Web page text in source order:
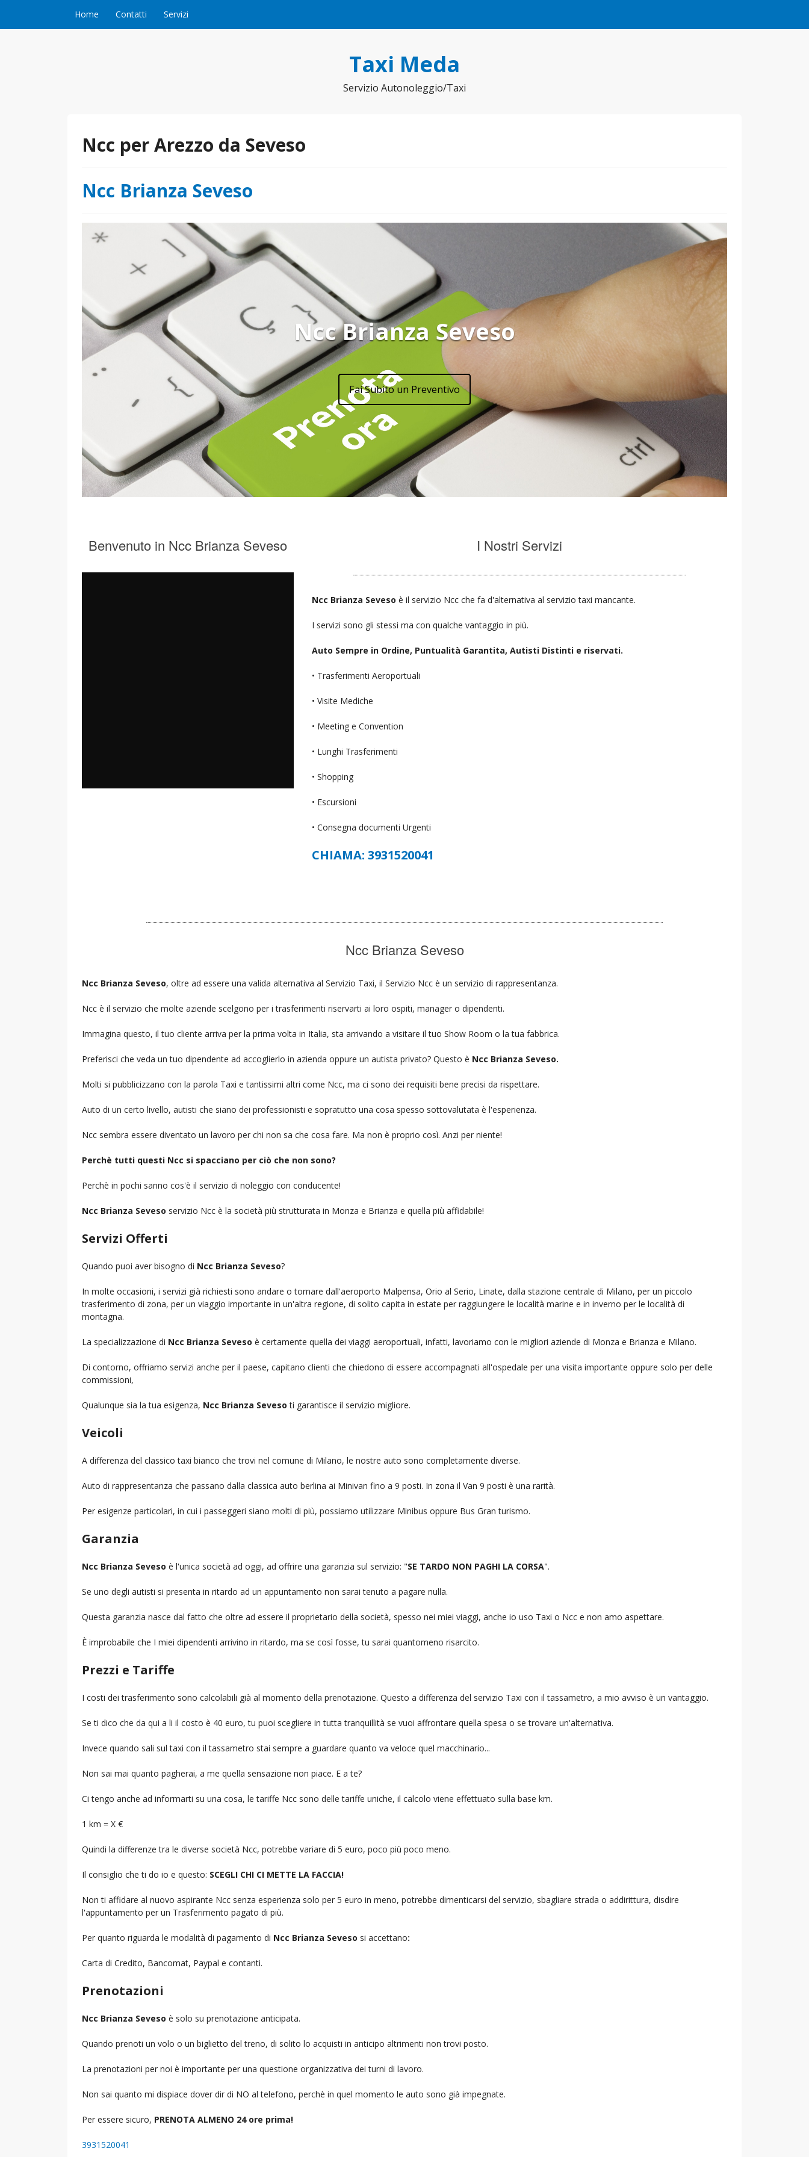
Home Contatti Servizi
Taxi Meda
Servizio Autonoleggio/Taxi
Ncc per Arezzo da Seveso
Ncc Brianza Seveso
Ncc Brianza Seveso
Fai Subito un Preventivo
Benvenuto in Ncc Brianza Seveso I Nostri Servizi
Ncc Brianza Sevesoè il servizio Ncc che fa d'alternativa al servizio taxi mancante.
I servizi sono gli stessi ma con qualche vantaggio in più.
Auto Sempre in Ordine, Puntualità Garantita, Autisti Distinti e riservati.
• Trasferimenti Aeroportuali
• Visite Mediche
• Meeting e Convention
• Lunghi Trasferimenti
• Shopping
• Escursioni
• Consegna documenti Urgenti
CHIAMA: 3931520041
Ncc Brianza Seveso
Ncc Brianza Seveso, oltre ad essere una valida alternativa al Servizio Taxi, il Servizio Ncc è un servizio di rappresentanza.
Ncc è il servizio che molte aziende scelgono per i trasferimenti riservarti ai loro ospiti, manager o dipendenti.
Immagina questo, il tuo cliente arriva per la prima volta in Italia, sta arrivando a visitare il tuo Show Room o la tua fabbrica.
Preferisci che veda un tuo dipendente ad accoglierlo in azienda oppure un autista privato? Questo è Ncc Brianza Seveso.
Molti si pubblicizzano con la parola Taxi e tantissimi altri come Ncc, ma ci sono dei requisiti bene precisi da rispettare.
Auto di un certo livello, autisti che siano dei professionisti e sopratutto una cosa spesso sottovalutata è l'esperienza.
Ncc sembra essere diventato un lavoro per chi non sa che cosa fare. Ma non è proprio così. Anzi per niente!
Perchè tutti questi Ncc si spacciano per ciò che non sono?
Perchè in pochi sanno cos'è il servizio di noleggio con conducente!
Ncc Brianza Seveso servizio Ncc è la società più strutturata in Monza e Brianza e quella più affidabile!
Servizi Offerti
Quando puoi aver bisogno di Ncc Brianza Seveso?
In molte occasioni, i servizi già richiesti sono andare o tornare dall'aeroporto Malpensa, Orio al Serio, Linate, dalla stazione centrale di Milano, per un piccolo
trasferimento di zona, per un viaggio importante in un'altra regione, di solito capita in estate per raggiungere le località marine e in inverno per le località di
montagna.
La specializzazione di Ncc Brianza Seveso è certamente quella dei viaggi aeroportuali, infatti, lavoriamo con le migliori aziende di Monza e Brianza e Milano.
Di contorno, offriamo servizi anche per il paese, capitano clienti che chiedono di essere accompagnati all'ospedale per una visita importante oppure solo per delle
commissioni,
Qualunque sia la tua esigenza, Ncc Brianza Seveso ti garantisce il servizio migliore.
Veicoli
A differenza del classico taxi bianco che trovi nel comune di Milano, le nostre auto sono completamente diverse.
Auto di rappresentanza che passano dalla classica auto berlina ai Minivan fino a 9 posti. In zona il Van 9 posti è una rarità.
Per esigenze particolari, in cui i passeggeri siano molti di più, possiamo utilizzare Minibus oppure Bus Gran turismo.
Garanzia
Ncc Brianza Seveso è l'unica società ad oggi, ad offrire una garanzia sul servizio: "SE TARDO NON PAGHI LA CORSA".
Se uno degli autisti si presenta in ritardo ad un appuntamento non sarai tenuto a pagare nulla.
Questa garanzia nasce dal fatto che oltre ad essere il proprietario della società, spesso nei miei viaggi, anche io uso Taxi o Ncc e non amo aspettare.
È improbabile che I miei dipendenti arrivino in ritardo, ma se così fosse, tu sarai quantomeno risarcito.
Prezzi e Tariffe
I costi dei trasferimento sono calcolabili già al momento della prenotazione. Questo a differenza del servizio Taxi con il tassametro, a mio avviso è un vantaggio.
Se ti dico che da qui a li il costo è 40 euro, tu puoi scegliere in tutta tranquillità se vuoi affrontare quella spesa o se trovare un'alternativa.
Invece quando sali sul taxi con il tassametro stai sempre a guardare quanto va veloce quel macchinario...
Non sai mai quanto pagherai, a me quella sensazione non piace. E a te?
Ci tengo anche ad informarti su una cosa, le tariffe Ncc sono delle tariffe uniche, il calcolo viene effettuato sulla base km.
1 km = X €
Quindi la differenze tra le diverse società Ncc, potrebbe variare di 5 euro, poco più poco meno.
Il consiglio che ti do io e questo: SCEGLI CHI CI METTE LA FACCIA!
Non ti affidare al nuovo aspirante Ncc senza esperienza solo per 5 euro in meno, potrebbe dimenticarsi del servizio, sbagliare strada o addirittura, disdire
l'appuntamento per un Trasferimento pagato di più.
Per quanto riguarda le modalità di pagamento di Ncc Brianza Seveso si accettano:
Carta di Credito, Bancomat, Paypal e contanti.
Prenotazioni
Ncc Brianza Seveso è solo su prenotazione anticipata.
Quando prenoti un volo o un biglietto del treno, di solito lo acquisti in anticipo altrimenti non trovi posto.
La prenotazioni per noi è importante per una questione organizzativa dei turni di lavoro.
Non sai quanto mi dispiace dover dir di NO al telefono, perchè in quel momento le auto sono già impegnate.
Per essere sicuro, PRENOTA ALMENO 24 ore prima!
3931520041